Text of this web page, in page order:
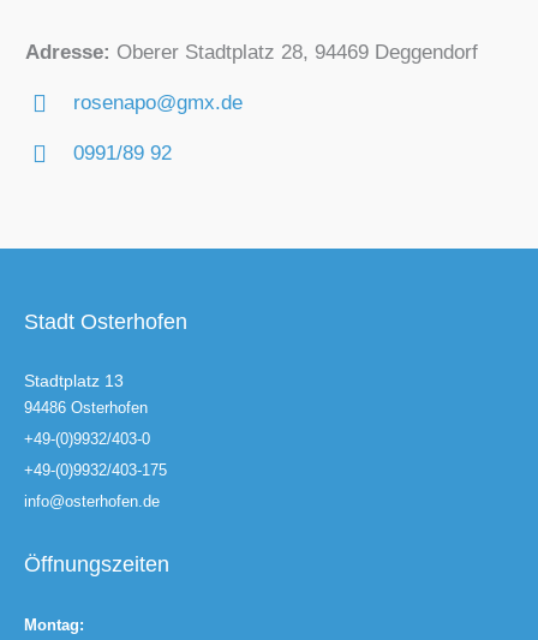
Adresse: Oberer Stadtplatz 28, 94469 Deggendorf
rosenapo@gmx.de
0991/89 92
Stadt Osterhofen
Stadtplatz 13
94486 Osterhofen
+49-(0)9932/403-0
+49-(0)9932/403-175
info@osterhofen.de
Öffnungszeiten
Montag: